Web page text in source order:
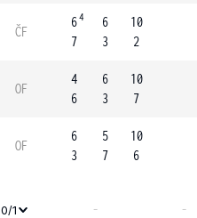
ČF
64
7
6
3
10
2
OF
4
6
6
3
10
7
OF
6
3
5
7
10
6
0/1 - -